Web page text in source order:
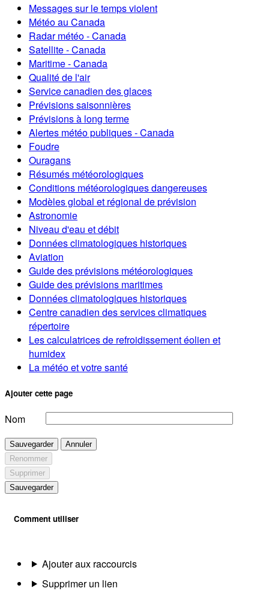
Messages sur le temps violent
Météo au Canada
Radar météo - Canada
Satellite - Canada
Maritime - Canada
Qualité de l'air
Service canadien des glaces
Prévisions saisonnières
Prévisions à long terme
Alertes météo publiques - Canada
Foudre
Ouragans
Résumés météorologiques
Conditions météorologiques dangereuses
Modèles global et régional de prévision
Astronomie
Niveau d'eau et débit
Données climatologiques historiques
Aviation
Guide des prévisions météorologiques
Guide des prévisions maritimes
Données climatologiques historiques
Centre canadien des services climatiques
répertoire
Les calculatrices de refroidissement éolien et
humidex
La météo et votre santé
Ajouter cette page
Nom
Sauvegarder
Annuler
Renommer
Supprimer
Sauvegarder
Comment utiliser
Ajouter aux raccourcis
Supprimer un lien